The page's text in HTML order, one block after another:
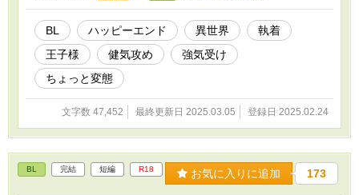
BL ハッピーエンド 異世界
執着
王子様
健気攻め
強気受け
ちょっと変態
文字数 47,452 最終更新日 2025.03.05 登録日 2025.02.24
BL 完結 短編 R18 お気に入りに追加 173